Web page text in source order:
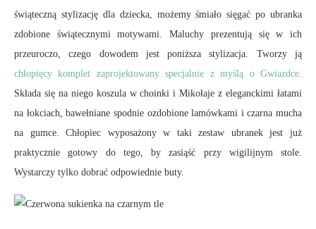
świąteczną stylizację dla dziecka, możemy śmiało sięgać po ubranka
zdobione świątecznymi motywami. Maluchy prezentują się w ich
przeuroczo, czego dowodem jest poniższa stylizacja. Tworzy ją
chłopięcy komplet zaprojektowany specjalnie z myślą o Gwiazdce.
Składa się na niego koszula w choinki i Mikołaje z eleganckimi łatami
na łokciach, bawełniane spodnie ozdobione lamówkami i czarna mucha
na gumce. Chłopiec wyposażony w taki zestaw ubranek jest już
praktycznie gotowy do tego, by zasiąść przy wigilijnym stole.
Wystarczy tylko dobrać odpowiednie buty.